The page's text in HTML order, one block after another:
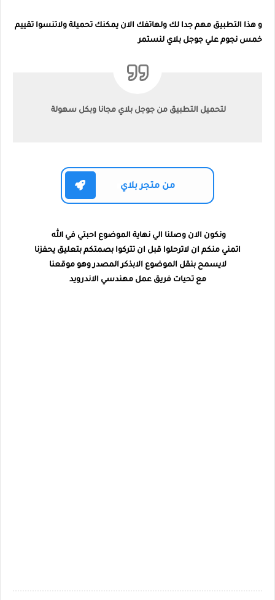
و هذا التطبيق مهم جدا لك ولهاتفك الان يمكنك تحميلة ولاتنسوا تقييم
خمس نجوم علي جوجل بلاي لنستمر
لتحميل التطبيق من جوجل بلاي مجانا وبكل سهولة
من متجر بلاي
ونكون الان وصلنا الي نهاية الموضوع احبتي في الله
اتمني منكم ان لاترحلوا قبل ان تتركوا بصمتكم بتعليق يحفزنا
لايسمح بنقل الموضوع الابذكر المصدر وهو موقعنا
مع تحيات فريق عمل مهندسي الاندرويد